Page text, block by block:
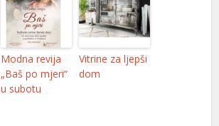
Modna revija
„Baš po mjeri“
u subotu
Vitrine za ljepši
dom